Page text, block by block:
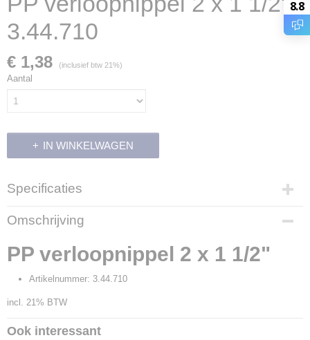
3.44.710
€ 1,38 (inclusief btw 21%)
Aantal
IN WINKELWAGEN
Specificaties
Productcode
13913
Productcode leverancier
3.44.710
Omschrijving
PP verloopnippel 2 x 1 1/2"
Artikelnummer: 3.44.710
incl. 21% BTW
Ook interessant
8.8